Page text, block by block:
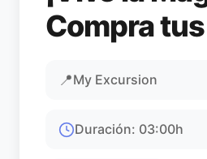
Compra
📍My Excursion
Duración: 03:00h